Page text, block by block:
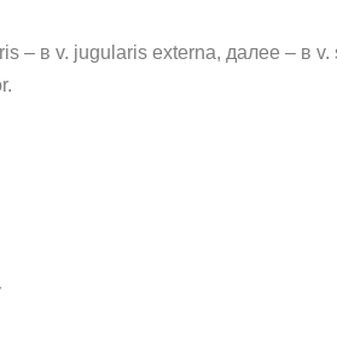
– в v. jugularis externa, далее – в